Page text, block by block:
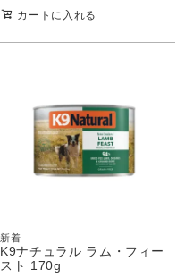
カートに入れる
新着
K9ナチュラル ラム・フィー
スト 170g